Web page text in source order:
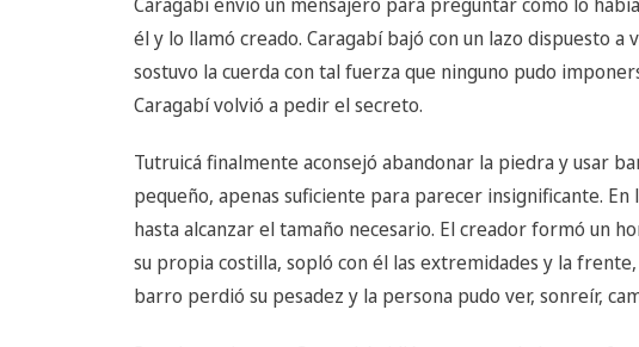
él y lo llamó creado. Caragabí bajó con un lazo dispuesto a
sostuvo la cuerda con tal fuerza que ninguno pudo
Caragabí volvió a pedir el secreto.
Tutruicá finalmente aconsejó abandonar la piedra y usar
pequeño, apenas suficiente para parecer insignificante. En
hasta alcanzar el tamaño necesario. El creador formó un
su propia costilla, sopló con él las extremidades y la
barro perdió su pesadez y la persona pudo ver, sonreír,